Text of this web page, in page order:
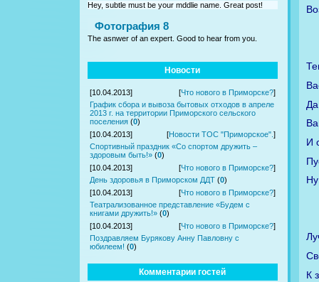
Hey, subtle must be your mddlie name. Great post!
Фотография 8
The asnwer of an expert. Good to hear from you.
Новости
[10.04.2013] [Что нового в Приморске?]
График сбора и вывоза бытовых отходов в апреле
2013 г. на территории Приморского сельского
поселения (0)
[10.04.2013]
[Новости ТОС "Приморское". ]
Спортивный праздник «Со спортом дружить –
здоровым быть!» (0)
[10.04.2013]
[Что нового в Приморске?]
День здоровья в Приморском ДДТ (0)
[10.04.2013]
[Что нового в Приморске?]
Театрализованное представление «Будем с
книгами дружить!» (0)
[10.04.2013]
[Что нового в Приморске?]
Поздравляем Бурякову Анну Павловну с
юбилеем! (0)
Комментарии гостей
И
К